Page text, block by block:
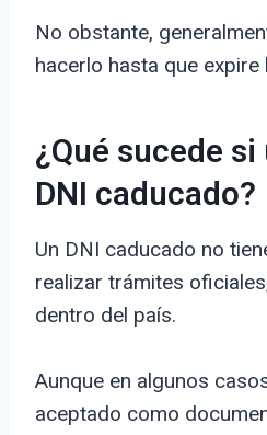
No obstante,
hacerlo hasta que expire
¿Qué sucede
DNI caducado?
Un DNI caducado no
realizar trámites
dentro del país.
Aunque en algunos
aceptado como